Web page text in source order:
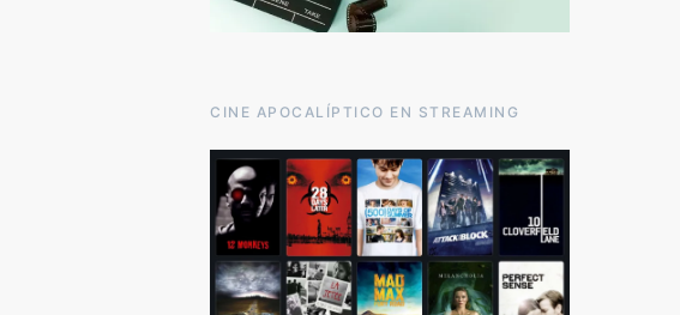
CINE APOCALÍPTICO EN STREAMING